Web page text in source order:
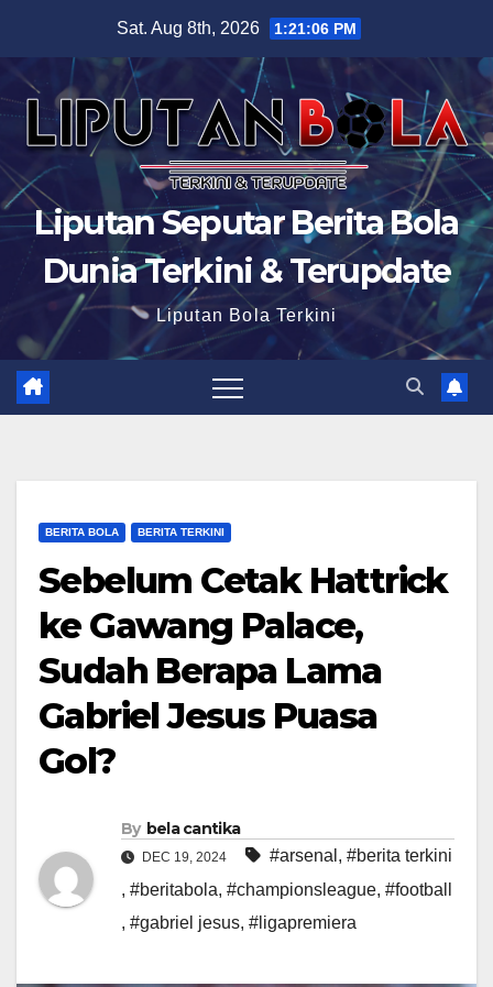
content
Sat. Aug 8th, 2026 1:21:07 PM
Liputan Seputar Berita Bola
Dunia Terkini & Terupdate
Liputan Bola Terkini
BERITA BOLA BERITA TERKINI
Sebelum Cetak Hattrick
ke Gawang Palace,
Sudah Berapa Lama
Gabriel Jesus Puasa
Gol?
By bela cantika
DEC 19, 2024 #arsenal , #berita terkini
, #beritabola, #championsleague, #football
, #gabriel jesus, #ligapremiera